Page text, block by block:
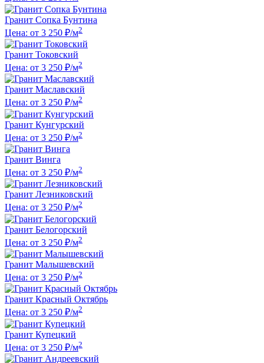
Гранит Сопка Бунтина
Цена: от 3 250 ₽/м2
Гранит Токовский
Цена: от 3 250 ₽/м2
Гранит Маславский
Цена: от 3 250 ₽/м2
Гранит Кунгурский
Цена: от 3 250 ₽/м2
Гранит Винга
Цена: от 3 250 ₽/м2
Гранит Лезниковский
Цена: от 3 250 ₽/м2
Гранит Белогорский
Цена: от 3 250 ₽/м2
Гранит Малышевский
Цена: от 3 250 ₽/м2
Гранит Красный Октябрь
Цена: от 3 250 ₽/м2
Гранит Купецкий
Цена: от 3 250 ₽/м2